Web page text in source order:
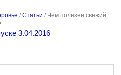
/Статьи / Чем полезен свежий
3.04.2016